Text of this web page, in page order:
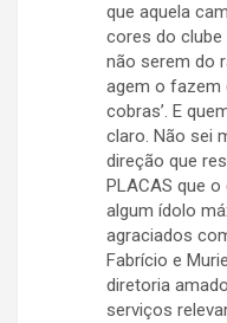
que aquela
cores do clube
não serem do
agem o fazem
cobras’. E
claro. Não sei
direção que
PLACAS que
algum ídolo
agraciados
Fabrício e
diretoria
serviços